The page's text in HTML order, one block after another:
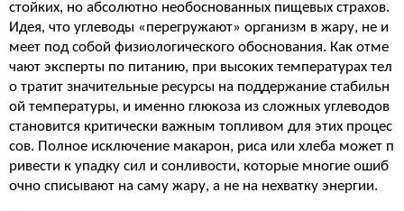
стойких, но абсолютно необоснованных пищевых страхов.
Идея, что углеводы «перегружают» организм в жару, не и
меет под собой физиологического обоснования. Как отме
чают эксперты по питанию, при высоких температурах тел
о тратит значительные ресурсы на поддержание стабильн
ой температуры, и именно глюкоза из сложных углеводов
становится критически важным топливом для этих процес
сов. Полное исключение макарон, риса или хлеба может п
ривести к упадку сил и сонливости, которые многие ошиб
очно списывают на саму жару, а не на нехватку энергии.